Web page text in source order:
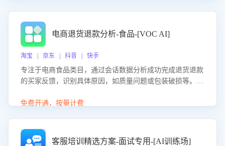
电商退货退款分析-食品-[VOC AI]
淘宝 | 京东 | 抖音 | 快手
专注于电商食品类目，通过会话数据分析成功完成退货退款
的买家反馈，识别具体原因，如质量问题或包装破损等。结
商家降低退款率，提升售后效率。
免费开通，按量计费
客服培训精选方案-面试专用-[AI训练场]